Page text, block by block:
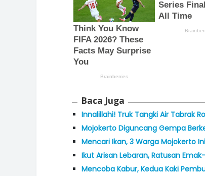
Baca Juga
Innalillahi! Truk Tangki Air Tabrak
Mojokerto Diguncang Gempa
Mencari Ikan, 3 Warga Mojokerto
Ikut Arisan Lebaran, Ratusan
Mencoba Kabur, Kedua Kaki